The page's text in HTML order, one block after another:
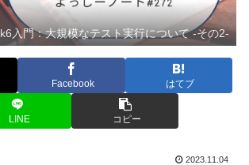
k6入門：大規模なテスト実行について -その2-
Facebook はてブ
LINE コピー
2023.11.04